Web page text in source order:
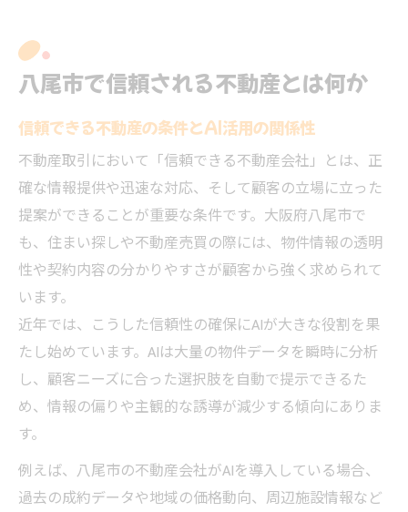
八尾市で信頼される不動産とは何か
信頼できる不動産の条件とAI活用の関係性
不動産取引において「信頼できる不動産会社」とは、正
確な情報提供や迅速な対応、そして顧客の立場に立った
提案ができることが重要な条件です。大阪府八尾市で
も、住まい探しや不動産売買の際には、物件情報の透明
性や契約内容の分かりやすさが顧客から強く求められて
います。
近年では、こうした信頼性の確保にAIが大きな役割を果
たし始めています。AIは大量の物件データを瞬時に分析
し、顧客ニーズに合った選択肢を自動で提示できるた
め、情報の偏りや主観的な誘導が減少する傾向にありま
す。
例えば、八尾市の不動産会社がAIを導入している場合、
過去の成約データや地域の価格動向、周辺施設情報など